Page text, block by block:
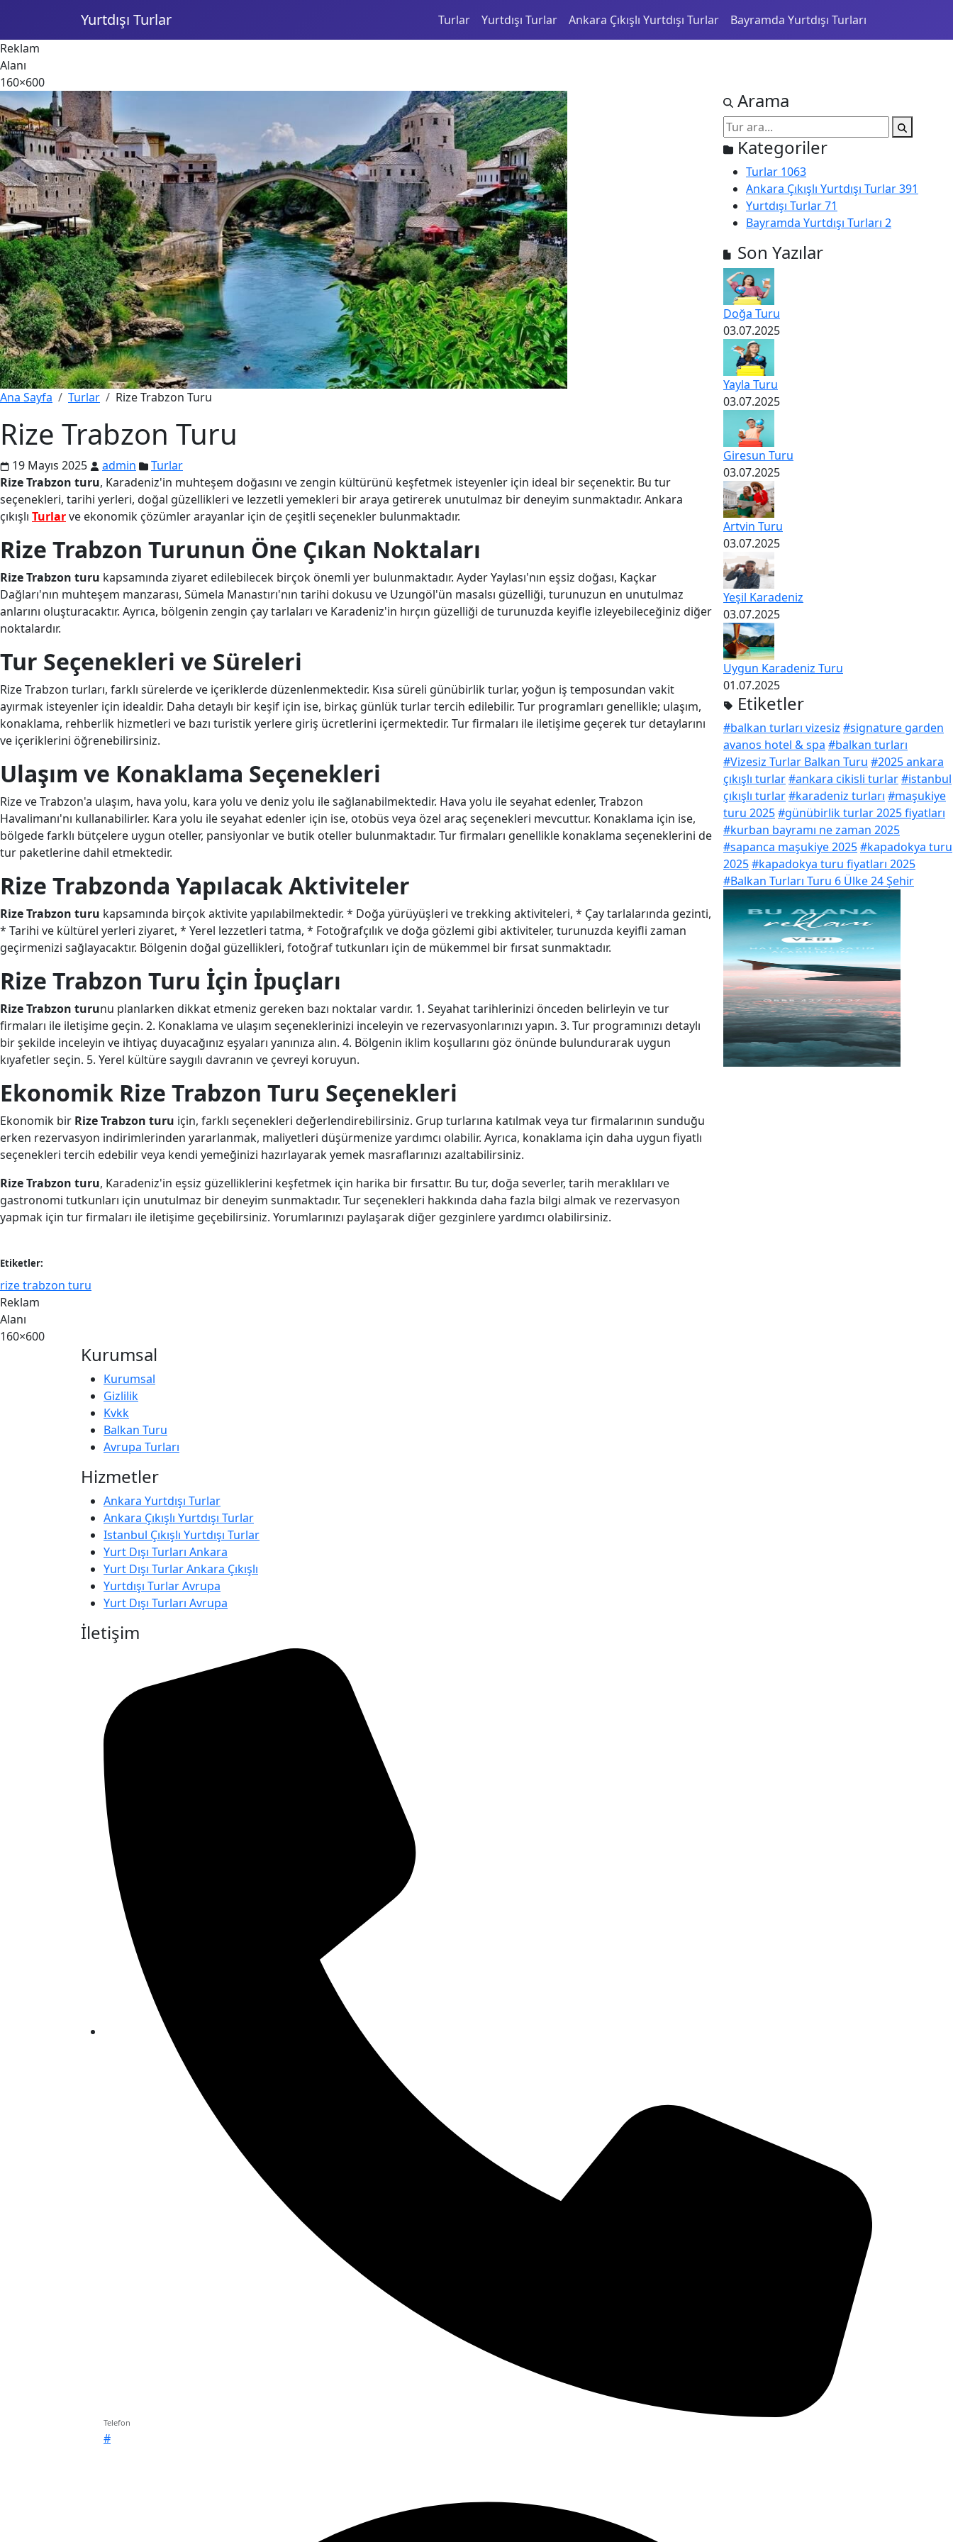
Yurtdışı Turlar Turlar Yurtdışı Turlar Ankara Çıkışlı Yurtdışı Turlar
Bayramda Yurtdışı Turları
Reklam
Alanı
160×600
Ana Sayfa Turlar Rize Trabzon Turu
Rize Trabzon Turu
19 Mayıs 2025 admin
Turlar
Rize Trabzon turu, Karadeniz'in muhteşem doğasını ve zengin kültürünü keşfetmek isteyenler için ideal bir seçenektir. Bu tur
seçenekleri, tarihi yerleri, doğal güzellikleri ve lezzetli yemekleri bir araya getirerek unutulmaz bir deneyim sunmaktadır. Ankara
çıkışlı Turlarve ekonomik çözümler arayanlar için de çeşitli seçenekler bulunmaktadır.
Rize Trabzon Turunun Öne Çıkan Noktaları
Rize Trabzon turu kapsamında ziyaret edilebilecek birçok önemli yer bulunmaktadır. Ayder Yaylası'nın eşsiz doğası, Kaçkar
Dağları'nın muhteşem manzarası, Sümela Manastırı'nın tarihi dokusu ve Uzungöl'ün masalsı güzelliği, turunuzun en unutulmaz
anlarını oluşturacaktır. Ayrıca, bölgenin zengin çay tarlaları ve Karadeniz'in hırçın güzelliği de turunuzda keyifle izleyebileceğiniz diğer
noktalardır.
Tur Seçenekleri ve Süreleri
Rize Trabzon turları, farklı sürelerde ve içeriklerde düzenlenmektedir. Kısa süreli günübirlik turlar, yoğun iş temposundan vakit
ayırmak isteyenler için idealdir. Daha detaylı bir keşif için ise, birkaç günlük turlar tercih edilebilir. Tur programları genellikle; ulaşım,
konaklama, rehberlik hizmetleri ve bazı turistik yerlere giriş ücretlerini içermektedir. Tur firmaları ile iletişime geçerek tur detaylarını
ve içeriklerini öğrenebilirsiniz.
Ulaşım ve Konaklama Seçenekleri
Rize ve Trabzon'a ulaşım, hava yolu, kara yolu ve deniz yolu ile sağlanabilmektedir. Hava yolu ile seyahat edenler, Trabzon
Havalimanı'nı kullanabilirler. Kara yolu ile seyahat edenler için ise, otobüs veya özel araç seçenekleri mevcuttur. Konaklama için ise,
bölgede farklı bütçelere uygun oteller, pansiyonlar ve butik oteller bulunmaktadır. Tur firmaları genellikle konaklama seçeneklerini de
tur paketlerine dahil etmektedir.
Rize Trabzonda Yapılacak Aktiviteler
Rize Trabzon turu kapsamında birçok aktivite yapılabilmektedir. * Doğa yürüyüşleri ve trekking aktiviteleri, * Çay tarlalarında gezinti,
* Tarihi ve kültürel yerleri ziyaret, * Yerel lezzetleri tatma, * Fotoğrafçılık ve doğa gözlemi gibi aktiviteler, turunuzda keyifli zaman
geçirmenizi sağlayacaktır. Bölgenin doğal güzellikleri, fotoğraf tutkunları için de mükemmel bir fırsat sunmaktadır.
Rize Trabzon Turu İçin İpuçları
Rize Trabzon turunu planlarken dikkat etmeniz gereken bazı noktalar vardır. 1. Seyahat tarihlerinizi önceden belirleyin ve tur
firmaları ile iletişime geçin. 2. Konaklama ve ulaşım seçeneklerinizi inceleyin ve rezervasyonlarınızı yapın. 3. Tur programınızı detaylı
bir şekilde inceleyin ve ihtiyaç duyacağınız eşyaları yanınıza alın. 4. Bölgenin iklim koşullarını göz önünde bulundurarak uygun
kıyafetler seçin. 5. Yerel kültüre saygılı davranın ve çevreyi koruyun.
Ekonomik Rize Trabzon Turu Seçenekleri
Ekonomik bir Rize Trabzon turu için, farklı seçenekleri değerlendirebilirsiniz. Grup turlarına katılmak veya tur firmalarının sunduğu
erken rezervasyon indirimlerinden yararlanmak, maliyetleri düşürmenize yardımcı olabilir. Ayrıca, konaklama için daha uygun fiyatlı
seçenekleri tercih edebilir veya kendi yemeğinizi hazırlayarak yemek masraflarınızı azaltabilirsiniz.
Rize Trabzon turu, Karadeniz'in eşsiz güzelliklerini keşfetmek için harika bir fırsattır. Bu tur, doğa severler, tarih meraklıları ve
gastronomi tutkunları için unutulmaz bir deneyim sunmaktadır. Tur seçenekleri hakkında daha fazla bilgi almak ve rezervasyon
yapmak için tur firmaları ile iletişime geçebilirsiniz. Yorumlarınızı paylaşarak diğer gezginlere yardımcı olabilirsiniz.
Etiketler:
rize trabzon turu
Arama
Kategoriler
Turlar 1063
Ankara Çıkışlı Yurtdışı Turlar391
Yurtdışı Turlar71
Bayramda Yurtdışı Turları 2
Son Yazılar
Doğa Turu
03.07.2025
Yayla Turu
03.07.2025
Giresun Turu
03.07.2025
Artvin Turu
03.07.2025
Yeşil Karadeniz
03.07.2025
Uygun Karadeniz Turu
01.07.2025
Etiketler
#balkan turları vizesiz #signature garden
avanos hotel & spa #balkan turları
#Vizesiz Turlar Balkan Turu #2025 ankara
çıkışlı turlar#ankara cikisli turlar#istanbul
çıkışlı turlar#karadeniz turları #maşukiye
turu 2025#günübirlik turlar 2025 fiyatları
#kurban bayramı ne zaman 2025
#sapanca maşukiye 2025#kapadokya turu
2025#kapadokya turu fiyatları 2025
#Balkan Turları Turu 6 Ülke 24 Şehir
Reklam
Alanı
160×600
Kurumsal
Kurumsal
Gizlilik
Kvkk
Balkan Turu
Avrupa Turları
Hizmetler
Ankara Yurtdışı Turlar
Ankara Çıkışlı Yurtdışı Turlar
Istanbul Çıkışlı Yurtdışı Turlar
Yurt Dışı Turları Ankara
Yurt Dışı Turlar Ankara Çıkışlı
Yurtdışı Turlar Avrupa
Yurt Dışı Turları Avrupa
İletişim
Telefon
#